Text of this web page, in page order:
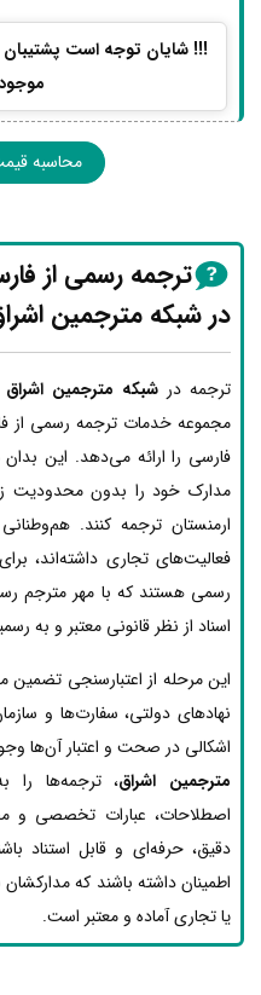
!!! شایان توجه است
محاسبه
ترجمه رسمی از
در شبکه مترجمین
ترجمه درشبکه مترجمین اشراق
مجموعه خدمات ترجمه رسمی از
فارسی را ارائه می‌دهد. این بدان
مدارک خود را بدون محدودیت
ارمنستان ترجمه کنند.
فعالیت‌های تجاری داشته‌اند،
رسمی هستند که با مهر مترجم
اسناد از نظر قانونی معتبر و به
این مرحله از اعتبارسنجی
نهادهای دولتی، سفارت‌ها و
اشکالی در صحت و اعتبار آن‌ها
مترجمین اشراق، ترجمه‌ها را
اصطلاحات، عبارات تخصصی و
دقیق، حرفه‌ای و قابل استناد
اطمینان داشته باشند که
یا تجاری آماده و معتبر است.